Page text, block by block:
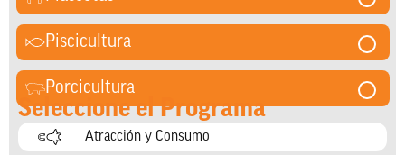
Piscicultura
Porcicultura
Seleccione el Programa
Atracción y Consumo